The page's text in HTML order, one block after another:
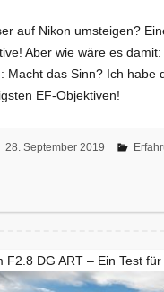
auf Nikon umsteigen?
Aber wie wäre es
Macht das Sinn? Ich habe
EF-Objektiven!
28. September 2019
F2.8 DG ART – Ein Test